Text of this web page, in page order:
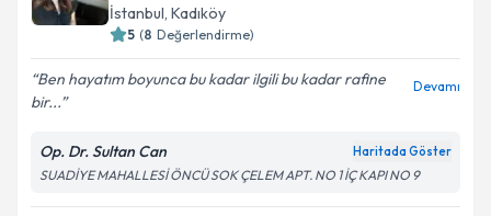
İstanbul, Kadıköy
5 (8 Değerlendirme)
Ben hayatım boyunca bu kadar ilgili bu kadar rafine
bir...
Devamı
Op. Dr. Sultan Can Haritada Göster
SUADİYE MAHALLESİ ÖNCÜ SOK ÇELEM APT. NO 1 İÇ KAPI NO 9